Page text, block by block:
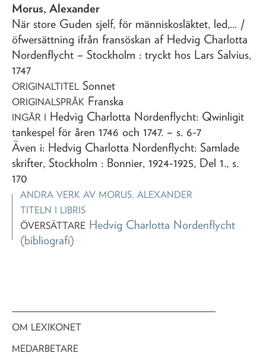
Morus, Alexander
När store Guden sjelf, för människosläktet, led,... /
öfwersättning ifrån fransöskan af Hedvig Charlotta
Nordenflycht – Stockholm : tryckt hos Lars Salvius,
1747
ORIGINALTITEL Sonnet
ORIGINALSPRÅK Franska
INGÅR I Hedvig Charlotta Nordenflycht: Qwinligit
tankespel för åren 1746 och 1747. – s. 6-7
Även i: Hedvig Charlotta Nordenflycht: Samlade
skrifter, Stockholm : Bonnier, 1924-1925, Del 1., s.
170
ANDRA VERK AV MORUS, ALEXANDER
TITELN I LIBRIS
ÖVERSÄTTARE Hedvig Charlotta Nordenflycht
(bibliografi)
OM LEXIKONET
MEDARBETARE